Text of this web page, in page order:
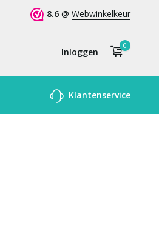
8.6 @ Webwinkelkeur
Inloggen
Account
0
Klantenservice